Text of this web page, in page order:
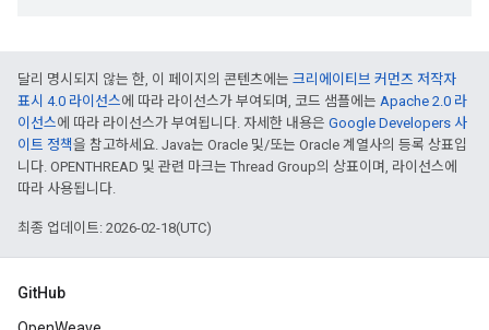
달리 명시되지 않는 한, 이 페이지의 콘텐츠에는 크리에이티브 커먼즈 저작자
표시 4.0 라이선스에 따라 라이선스가 부여되며, 코드 샘플에는 Apache 2.0 라
이선스에 따라 라이선스가 부여됩니다. 자세한 내용은 Google Developers 사
이트 정책을 참고하세요. Java는 Oracle 및/또는 Oracle 계열사의 등록 상표입
니다. OPENTHREAD 및 관련 마크는 Thread Group의 상표이며, 라이선스에
따라 사용됩니다.
최종 업데이트: 2026-02-18(UTC)
GitHub